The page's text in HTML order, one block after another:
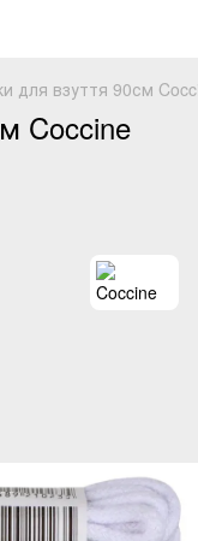
для взуття 90см
Coccine